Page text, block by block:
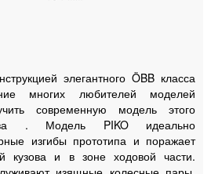
элегантного ÖBB класса
многих любителей моделей
современную модель этого
. Модель PIKO идеально
изгибы прототипа и поражает
кузова и в зоне ходовой части.